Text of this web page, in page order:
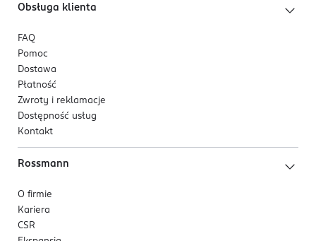
Obsługa klienta
FAQ
Pomoc
Dostawa
Płatność
Zwroty i reklamacje
Dostępność usług
Kontakt
Rossmann
O firmie
Kariera
CSR